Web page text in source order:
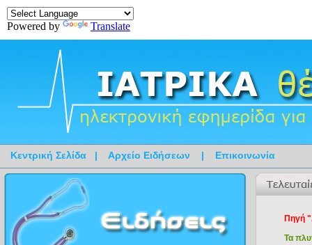
Powered by Translate
Κεντρική Σελίδα | Αρχείο Ειδήσεων | Επικοινωνία
Πηγή
Τα